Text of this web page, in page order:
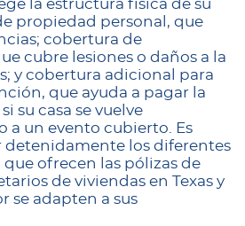
la estructura física de su
propiedad personal, que
cobertura de
cubre lesiones o daños a la
y cobertura adicional para
que ayuda a pagar la
su casa se vuelve
a un evento cubierto. Es
detenidamente los diferentes
ofrecen las pólizas de
de viviendas en Texas y
se adapten a sus